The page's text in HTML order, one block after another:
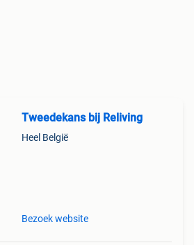
Tweedekans bij Reliving
Heel België
Bezoek website